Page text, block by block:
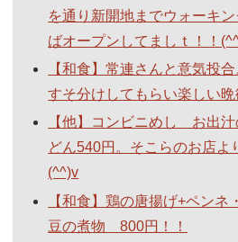
を通り新開地までウォーキ
ばオープンしてましｔ！！
【和食】常連さんと意気投
すそ分けしてもらい楽しい
【他】コンビニめし お出汁
どん540円。そこらのお店よ
(^^)v
【和食】鶏の唐揚げ+ペンネ
豆の煮物 800円！！